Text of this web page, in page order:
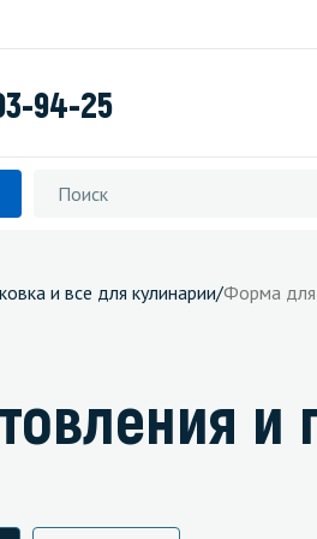
94-25
и все для кулинарии/Форма для
и